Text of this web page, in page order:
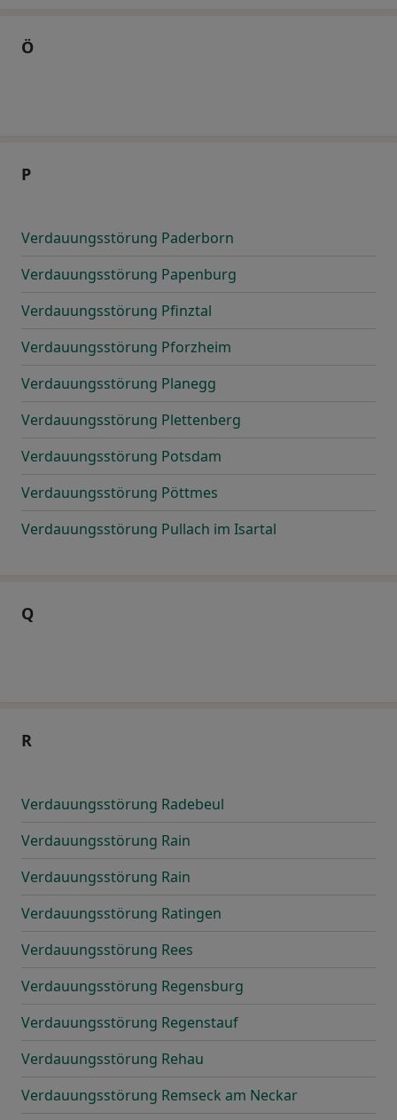
Ö
P
Verdauungsstörung Paderborn
Verdauungsstörung Papenburg
Verdauungsstörung Pfinztal
Verdauungsstörung Pforzheim
Verdauungsstörung Planegg
Verdauungsstörung Plettenberg
Verdauungsstörung Potsdam
Verdauungsstörung Pöttmes
Verdauungsstörung Pullach im Isartal
Q
R
Verdauungsstörung Radebeul
Verdauungsstörung Rain
Verdauungsstörung Rain
Verdauungsstörung Ratingen
Verdauungsstörung Rees
Verdauungsstörung Regensburg
Verdauungsstörung Regenstauf
Verdauungsstörung Rehau
Verdauungsstörung Remseck am Neckar